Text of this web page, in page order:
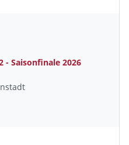
- Saisonfinale 2026